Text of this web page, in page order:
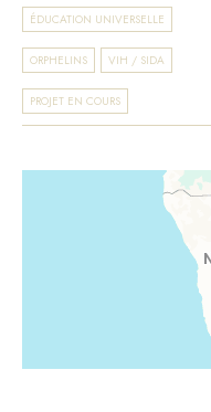
ÉDUCATION UNIVERSELLE
ORPHELINS VIH / SIDA
PROJET EN COURS